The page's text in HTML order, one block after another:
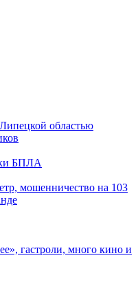
областью
БПЛА
мошенничество на 103
гастроли, много кино и